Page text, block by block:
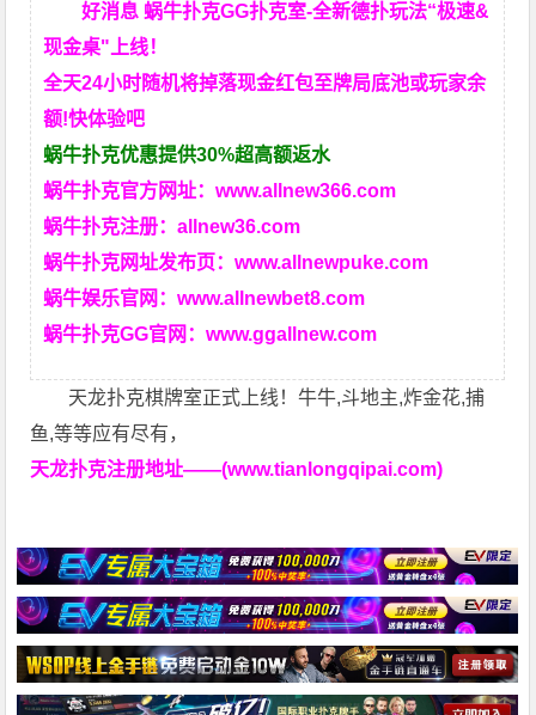
好消息 蜗牛扑克GG扑克室-全新德扑玩法“极速&
现金桌"上线！
全天24小时随机将掉落现金红包至牌局底池或玩家余
额!快体验吧
蜗牛扑克优惠提供30%超高额返水
蜗牛扑克官方网址：www.allnew366.com
蜗牛扑克注册：allnew36.com
蜗牛扑克网址发布页：www.allnewpuke.com
蜗牛娱乐官网：www.allnewbet8.com
蜗牛扑克GG官网：www.ggallnew.com
天龙扑克棋牌室正式上线！牛牛,斗地主,炸金花,捕
鱼,等等应有尽有，
天龙扑克注册地址——(www.tianlongqipai.com)